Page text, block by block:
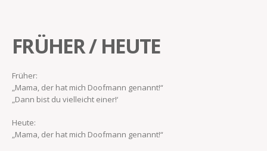
FRÜHER / HEUTE
Früher:
„Mama, der hat mich Doofmann genannt!“
„Dann bist du vielleicht einer!‘
Heute:
„Mama, der hat mich Doofmann genannt!“